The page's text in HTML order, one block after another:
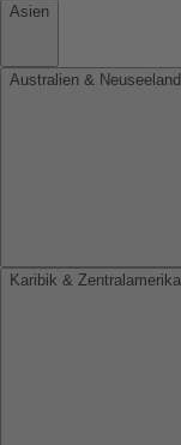
Asien
Australien & Neuseeland
Karibik & Zentralamerika